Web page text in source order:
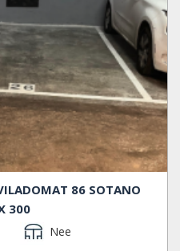
86 SOTANO
300
Nee